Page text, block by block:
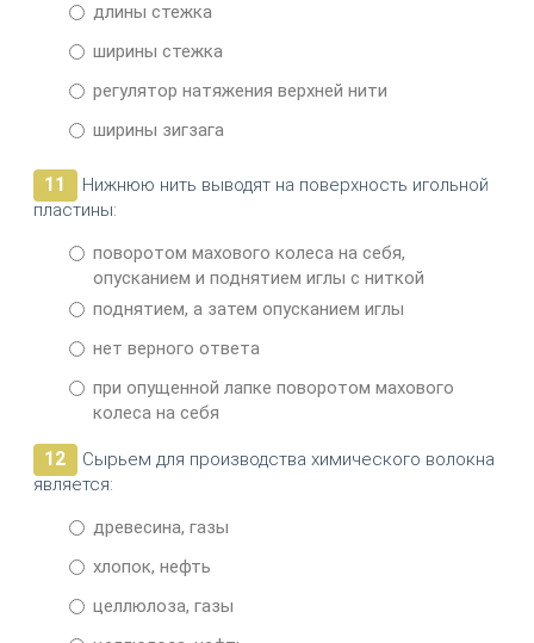
длины стежка
ширины стежка
регулятор натяжения верхней нити
ширины зигзага
11
Нижнюю нить выводят на поверхность игольной
пластины:
поворотом махового колеса на себя,
опусканием и поднятием иглы с ниткой
поднятием, а затем опусканием иглы
нет верного ответа
при опущенной лапке поворотом махового
колеса на себя
12
Сырьем для производства химического волокна
является:
древесина, газы
хлопок, нефть
целлюлоза, газы